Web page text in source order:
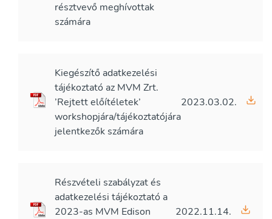
résztvevő meghívottak
számára
Kiegészítő adatkezelési
tájékoztató az MVM Zrt.
’Rejtett előítéletek’
workshopjára/tájékoztatójára
jelentkezők számára
2023.03.02.
Részvételi szabályzat és
adatkezelési tájékoztató a
2023-as MVM Edison
2022.11.14.